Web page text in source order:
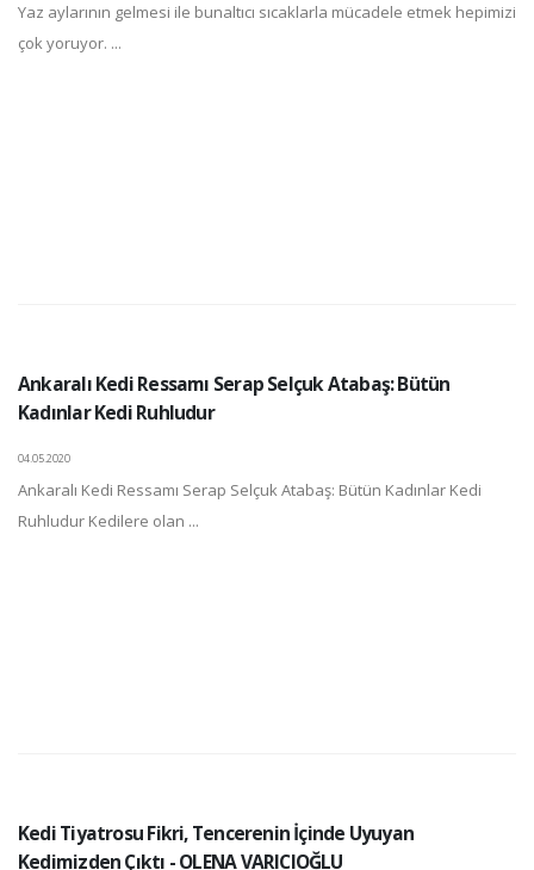
Yaz aylarının gelmesi ile bunaltıcı sıcaklarla mücadele etmek hepimizi
çok yoruyor. ...
Ankaralı Kedi Ressamı Serap Selçuk Atabaş: Bütün
Kadınlar Kedi Ruhludur
04.05.2020
Ankaralı Kedi Ressamı Serap Selçuk Atabaş: Bütün Kadınlar Kedi
Ruhludur Kedilere olan ...
Kedi Tiyatrosu Fikri, Tencerenin İçinde Uyuyan
Kedimizden Çıktı - OLENA VARICIOĞLU